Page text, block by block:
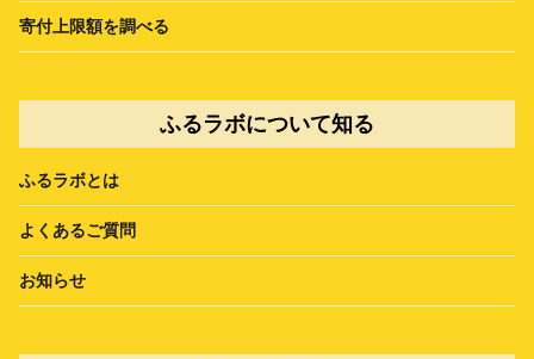
寄付上限額を調べる
ふるラボについて知る
ふるラボとは
よくあるご質問
お知らせ